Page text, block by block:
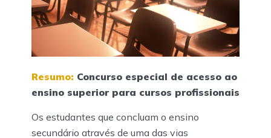
Resumo: Concurso especial de acesso ao
ensino superior para cursos profissionais
Os estudantes que concluam o ensino
secundário através de uma das vias